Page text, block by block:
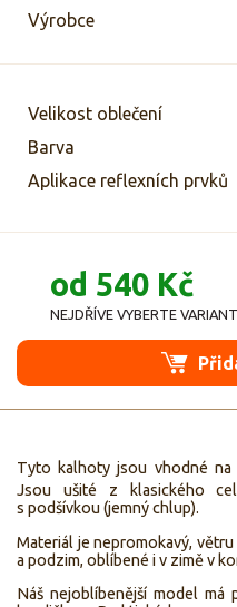
Výrobce
Velikost oblečení
Barva
Aplikace reflexních prvků
od 540 Kč
NEJDŘÍVE VYBERTE
Tyto kalhoty jsou vhodné
Jsou ušité z klasického
s podšívkou (jemný chlup).
Materiál je nepromokavý,
a podzim, oblíbené i v zimě v
Náš nejoblíbenější model